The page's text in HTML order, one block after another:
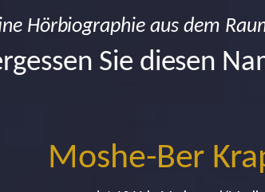
Hörbiographie aus dem
Sie diesen
Moshe-Ber